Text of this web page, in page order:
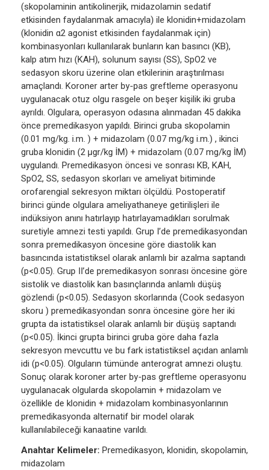
(skopolaminin antikolinerjik, midazolamin sedatif
etkisinden faydalanmak amacıyla) ile klonidin+midazolam
(klonidin α2 agonist etkisinden faydalanmak için)
kombinasyonları kullanılarak bunların kan basıncı (KB),
kalp atım hızı (KAH), solunum sayısı (SS), SpO2 ve
sedasyon skoru üzerine olan etkilerinin araştırılması
amaçlandı. Koroner arter by-pas greftleme operasyonu
uygulanacak otuz olgu rasgele on beşer kişilik iki gruba
ayrıldı. Olgulara, operasyon odasına alınmadan 45 dakika
önce premedikasyon yapıldı. Birinci gruba skopolamin
(0.01 mg/kg. i.m. ) + midazolam (0.07 mg/kg i.m.) , ikinci
gruba klonidin (2 µgr/kg İM) + midazolam (0.07 mg/kg İM)
uygulandı. Premedikasyon öncesi ve sonrası KB, KAH,
SpO2, SS, sedasyon skorları ve ameliyat bitiminde
orofarengial sekresyon miktarı ölçüldü. Postoperatif
birinci günde olgulara ameliyathaneye getirilişleri ile
indüksiyon anını hatırlayıp hatırlayamadıkları sorulmak
suretiyle amnezi testi yapıldı. Grup I’de premedikasyondan
sonra premedikasyon öncesine göre diastolik kan
basıncında istatistiksel olarak anlamlı bir azalma saptandı
(p<0.05). Grup II’de premedikasyon sonrası öncesine göre
sistolik ve diastolik kan basınçlarında anlamlı düşüş
gözlendi (p<0.05). Sedasyon skorlarında (Cook sedasyon
skoru ) premedikasyondan sonra öncesine göre her iki
grupta da istatistiksel olarak anlamlı bir düşüş saptandı
(p<0.05). İkinci grupta birinci gruba göre daha fazla
sekresyon mevcuttu ve bu fark istatistiksel açıdan anlamlı
idi (p<0.05). Olguların tümünde anterograt amnezi oluştu.
Sonuç olarak koroner arter by-pas greftleme operasyonu
uygulanacak olgularda skopolamin + midazolam ve
özellikle de klonidin + midazolam kombinasyonlarının
premedikasyonda alternatif bir model olarak
kullanılabileceği kanaatine varıldı.
Anahtar Kelimeler: Premedikasyon, klonidin, skopolamin,
midazolam